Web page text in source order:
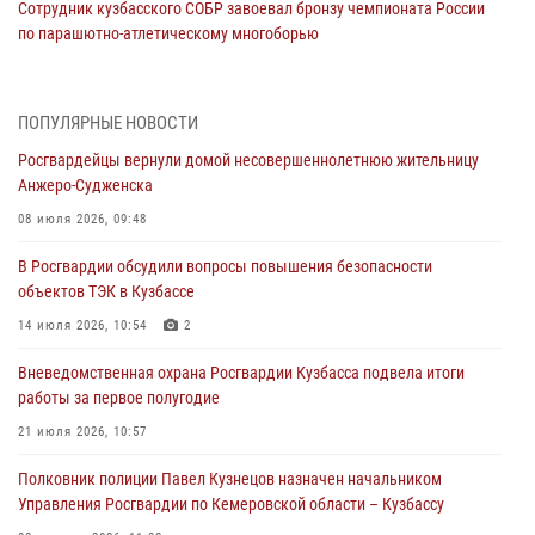
Сотрудник кузбасского СОБР завоевал бронзу чемпионата России
по парашютно-атлетическому многоборью
Кузбассовцы высоко оценили качество предоставления
04 августа 2026, 09:42
Росгвардейцы помогли разыскать троих юных путешественников из
04 августа 2026, 08:42
Росгвардейцы задержали нарушителя общественного порядка в
04 августа 2026, 07:41
Кемеровские росгвардейцы пресекли попытку хищения товара
04 августа 2026, 06:32
ПОПУЛЯРНЫЕ НОВОСТИ
Росгвардейцы вернули домой несовершеннолетнюю жительницу
Анжеро-Судженска
08 июля 2026, 09:48
В Росгвардии обсудили вопросы повышения безопасности
объектов ТЭК в Кузбассе
14 июля 2026, 10:54 2
Вневедомственная охрана Росгвардии Кузбасса подвела итоги
работы за первое полугодие
21 июля 2026, 10:57
Полковник полиции Павел Кузнецов назначен начальником
Управления Росгвардии по Кемеровской области – Кузбассу